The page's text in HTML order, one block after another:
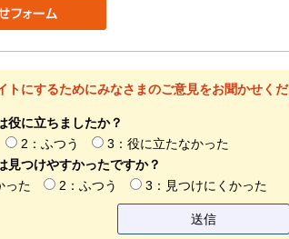
トにするためにみなさまのご意見をお聞かせく
役に立ちましたか？
2：ふつう
3：役に立たなかった
見つけやすかったですか？
った
2：ふつう 3：見つけにくかった